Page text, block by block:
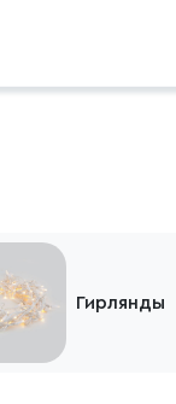
Гирлянды